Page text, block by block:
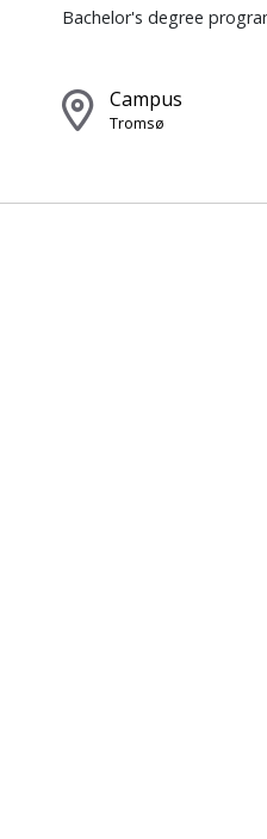
Bachelor's degree
Campus
Tromsø